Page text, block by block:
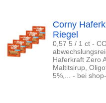
Corny
Riegel
0,57 5 / 1 ct -
Haferkraft Zero
Maltitsirup,
5%,... - bei